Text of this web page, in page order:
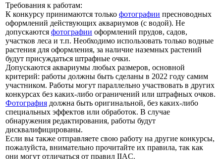
Требования к работам:
К конкурсу принимаются только фотографии пресноводных
оформлений действующих аквариумов (с водой). Не
допускаются фотографии оформлений прудов, садов,
участков леса и т.п. Необходимо использовать только водные
растения для оформления, за наличие наземных растений
будут присуждаться штрафные очки.
Допускаются аквариумы любых размеров, основной
критерий: работы должны быть сделаны в 2022 году самим
участником. Работы могут параллельно участвовать в других
конкурсах без каких-либо ограничений или штрафных очков.
Фотография должна быть оригинальной, без каких-либо
специальных эффектов или обработок. В случае
обнаружения редактирования, работы будут
дисквалифицированы.
Если вы также отправляете свою работу на другие конкурсы,
пожалуйста, внимательно прочитайте их правила, так как
они могут отличаться от правил IIAC.